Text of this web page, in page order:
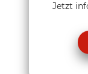
Jetzt